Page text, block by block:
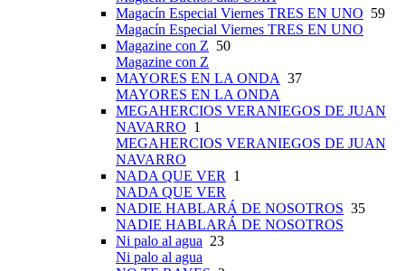
Magacín Especial Viernes TRES EN UNO 59
Magacín Especial Viernes TRES EN UNO
Magazine con Z 50
Magazine con Z
MAYORES EN LA ONDA 37
MAYORES EN LA ONDA
MEGAHERCIOS VERANIEGOS DE JUAN
NAVARRO 1
MEGAHERCIOS VERANIEGOS DE JUAN
NAVARRO
NADA QUE VER
1
NADA QUE VER
NADIE HABLARÁ DE NOSOTROS 35
NADIE HABLARÁ DE NOSOTROS
Ni palo al agua 23
Ni palo al agua